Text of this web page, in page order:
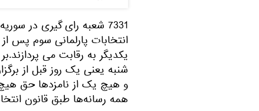
7331 شعبه رای گیری در سوریه در این انتخاب مشغول
یکدیگر به رقابت می
شنبه یعنی یک روز قبل از
و هیچ یک از نامزدها حق
همه رسانه‌ها طبق قانون